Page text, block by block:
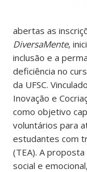
abertas as
DiversaMente,
inclusão e a
deficiência no
da UFSC.
Inovação e
como objetivo
voluntários para
estudantes com
(TEA). A
social e